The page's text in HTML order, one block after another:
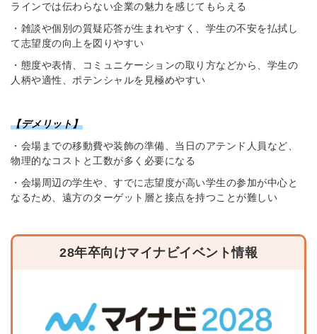
ラインでは伝わらない企業の魅力を感じてもらえる
・雑談や個別の質疑応答が生まれやすく、学生の不安を払拭し
て志望度の向上を図りやすい
・態度や表情、コミュニケーションの取り方などから、学生の
人柄や適性、ポテンシャルを見極めやすい
【デメリット】
・会場までの移動費や装飾の準備、当日のアテンド人員など、
物理的なコストと工数が多く必要になる
・会場周辺の学生や、すでに志望度が高い学生の参加が中心と
なるため、遠方のターゲット層と接点を持つことが難しい
28年卒向けマイナビイベント情報